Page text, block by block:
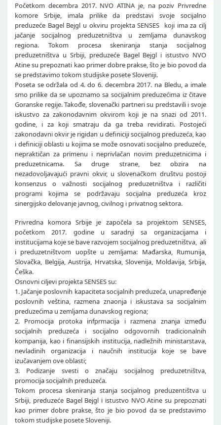
Početkom decembra 2017. NVO ATINA je, na poziv Privredne
komore Srbije, imala prilike da predstavi svoje socijalno
preduzeće Bagel Bejgl u okviru projekta SENSES koji ima za cilj
jačanje socijalnog preduzetništva u zemljama dunavskog
regiona. Tokom procesa skeniranja stanja socijalnog
preduzetništva u Srbiji, preduzeće Bagel Bejgl i istustvo NVO
Atine su prepoznati kao primer dobre prakse, što je bio povod da
se predstavimo tokom studijske posete Sloveniji.
Poseta se održala od 4. do 6. decembra 2017. na Bledu, a imale
smo prilike da se upoznamo sa socijalnim preduzećima iz čitave
Goranske regije. Takođe, slovenački partneri su predstavili i svoje
iskustvo za zakonodavnim okvirom koji je na snazi od 2011.
godine, i za koji smatraju da ga treba revidirati. Postojeći
zakonodavni okvir je rigidan u definiciji socijalnog preduzeća, kao
i definiciji oblasti u kojima se može osnovati socijalno preduzeće,
nepraktičan za primenu i neprivlačan novim preduzetnicima i
preduzetnicama. Sa druge strane, bez obzira na
nezadovoljavajući pravni okvir, u slovenačkom društvu postoji
konsenzus o važnosti socijalnog preduzetništva i različiti
programi kojima se podržavaju socijalna preduzeća kroz
sinergijsko delovanje javnog, civilnog i privatnog sektora.
Privredna komora Srbije je započela sa projektom SENSES,
početkom 2017. godine u saradnji sa organizacijama i
institucijama koje se bave razvojem socijalnog preduzetništva, ali
i preduzetništvom uopšte u zemljama: Mađarska, Rumunija,
Slovačka, Belgija, Austrija, Hrvatska, Slovenija, Moldavija, Srbija,
Češka.
Osnovni ciljevi projekta SENSES su:
1. Jačanje poslovnih kapaciteta socijalnih preduzeća, unapređenje
poslovnih veština, razmena znaonja i iskustava sa socijalnim
preduzećima u zemljama dunavskog regiona;
2. Promocija protoka infprmacija i razmena znanja između
socijalnih preduzeća i socijalno odgovornih tradicionalnih
kompanija, kao i finansijskih institucija, nadležnih ministarstava,
nevladinih organizacija i naučnih institucija koje se bave
izučavanjem ove oblasti;
3. Podizanje svesti o značaju socijalnog preduzetništva,
promocija socijalnih preduzeća.
Tokom procesa skeniranja stanja socijalnog preduzentištva u
Srbiji, preduzeće Bagel Bejgl i istustvo NVO Atine su prepoznati
kao primer dobre prakse, što je bio povod da se predstavimo
tokom studijske posete Sloveniji.